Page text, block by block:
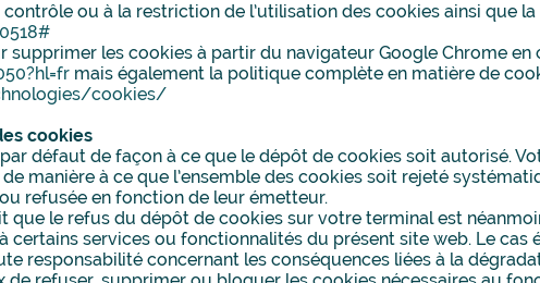
ou à la restriction de l’utilisation des cookies ainsi que
supprimer les cookies à partir du navigateur Google Chrome
mais également la politique complète en matière de
cookies/
cookies
défaut de façon à ce que le dépôt de cookies soit autorisé.
manière à ce que l’ensemble des cookies soit rejeté
refusée en fonction de leur émetteur.
le refus du dépôt de cookies sur votre terminal est
certains services ou fonctionnalités du présent site web. Le cas
responsabilité concernant les conséquences liées à la